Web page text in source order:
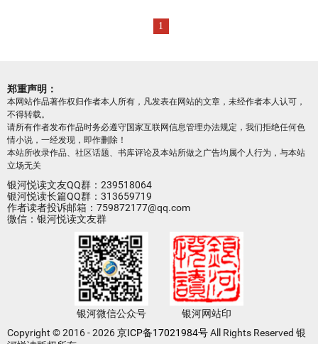
1
郑重声明：
本网站作品著作权归作者本人所有，凡发表在网站的文章，未经作者本人认可，
不得转载。
请所有作者发布作品时务必遵守国家互联网信息管理办法规定，我们拒绝任何色
情小说，一经发现，即作删除！
本站所收录作品、社区话题、书库评论及本站所做之广告均属个人行为，与本站
立场无关
银河悦读文友QQ群：239518064
银河悦读长篇QQ群：313659719
作者读者投诉邮箱：759872177@qq.com
微信：银河悦读文友群
银河微信公众号
银河网站印
Copyright © 2016 - 2026京ICP备17021984号All Rights Reserved 银